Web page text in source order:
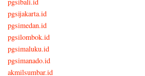
pgsijakarta.id
pgsimedan.id
pgsilombok.id
pgsimaluku.id
pgsimanado.id
akmilsumbar.id